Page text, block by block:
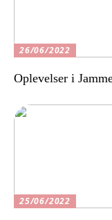
26/06/2022
Oplevelser i
25/06/2022